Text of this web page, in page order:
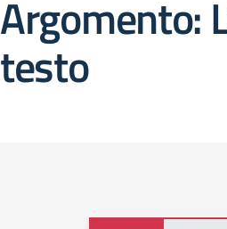
Argomento:
testo